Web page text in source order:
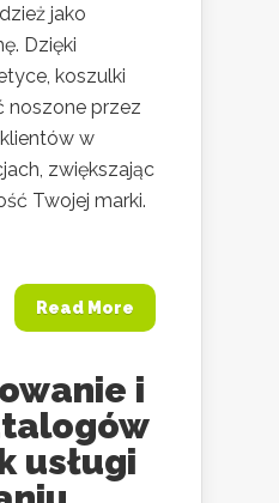
jako
Dzięki
koszulki
noszone przez
w
zwiększając
Twojej marki.
Read More
i
usługi